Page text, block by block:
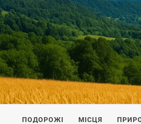
ПОДОРОЖI ПО УКРАЇНІ
ПОДОРОЖІ МІСЦЯ